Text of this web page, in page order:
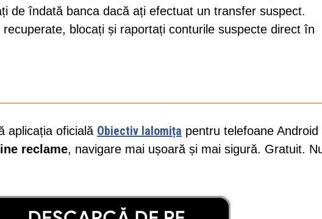
de îndată banca dacă ați efectuat un transfer suspect.
blocați și raportați conturile suspecte direct în
aplicația oficială Obiectiv Ialomița pentru telefoane Android
reclame, navigare mai ușoară și mai sigură. Gratuit.